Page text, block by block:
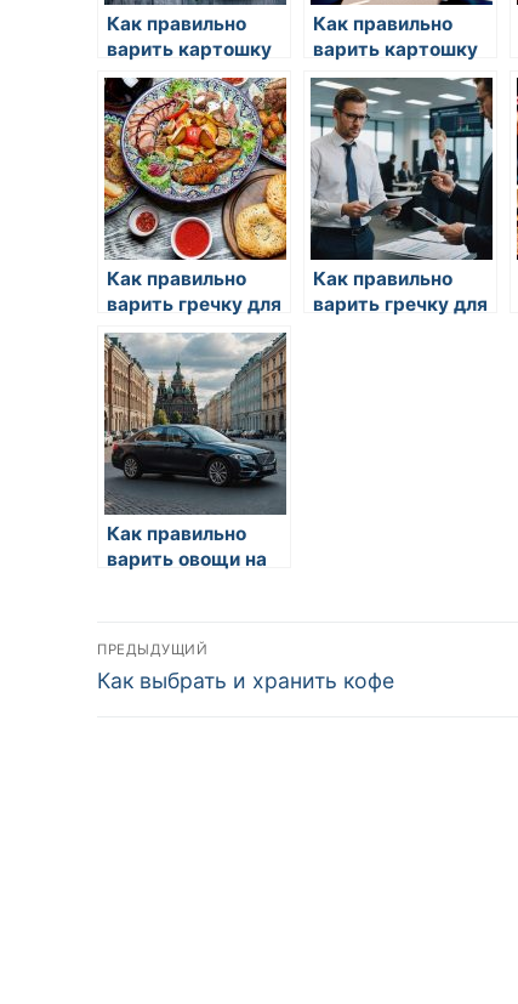
Как правильно
варить картошку
Как правильно
варить картошку
Как правильно
варить гречку для
гарнира
Как правильно
варить гречку для
Как правильно
варить овощи на
Навигация
по
ПРЕДЫДУЩИЙ
Предыдущая
Как выбрать и хранить кофе